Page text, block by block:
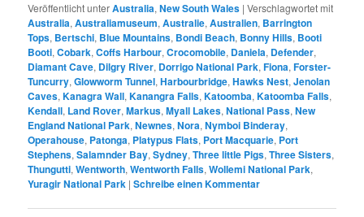
Veröffentlicht unterAustralia,New South Wales |Verschlagwortet mit
Australia,Australiamuseum,Australie,Australien, Barrington
Tops, Bertschi, Blue Mountains, Bondi Beach, Bonny Hills, Booti
Booti,Cobark,Coffs Harbour,Crocomobile, Daniela, Defender,
Diamant Cave, Dilgry River, Dorrigo National Park,Fiona,Forster-
Tuncurry,Glowworm Tunnel,Harbourbridge,Hawks Nest,Jenolan
Caves,Kanagra Wall,Kanangra Falls,Katoomba,Katoomba Falls,
Kendall, Land Rover,Markus,Myall Lakes,National Pass,New
England National Park,Newnes,Nora,Nymboi Binderay,
Operahouse, Patonga, Platypus Flats, Port Macquarie, Port
Stephens,Salamnder Bay,Sydney,Three little Pigs,Three Sisters,
Thungutti,Wentworth,Wentworth Falls,Wollemi National Park,
Yuragir National Park |Schreibe einen Kommentar